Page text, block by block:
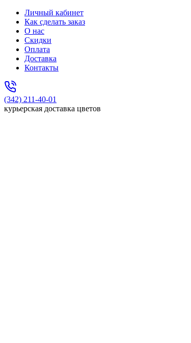
Личный кабинет
Как сделать заказ
О нас
Скидки
Оплата
Доставка
Контакты
(342) 211-40-01
курьерская доставка цветов